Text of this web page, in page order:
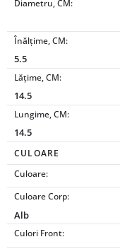
Diametru, CM:
Înălțime, CM:
5.5
Lățime, CM:
14.5
Lungime, CM:
14.5
CULOARE
Culoare:
Culoare Corp:
Alb
Culori Front: